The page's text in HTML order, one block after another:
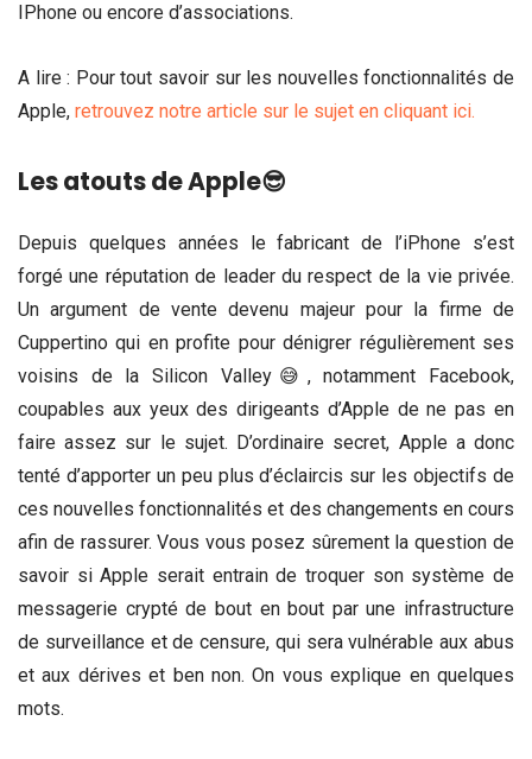
IPhone ou encore d’associations.
A lire : Pour tout savoir sur les nouvelles fonctionnalités de
Apple, retrouvez notre article sur le sujet en cliquant ici.
Les atouts de Apple😎
Depuis quelques années le fabricant de l’iPhone s’est
forgé une réputation de leader du respect de la vie privée.
Un argument de vente devenu majeur pour la firme de
Cuppertino qui en profite pour dénigrer régulièrement ses
voisins de la Silicon Valley😅, notamment Facebook,
coupables aux yeux des dirigeants d’Apple de ne pas en
faire assez sur le sujet. D’ordinaire secret, Apple a donc
tenté d’apporter un peu plus d’éclaircis sur les objectifs de
ces nouvelles fonctionnalités et des changements en cours
afin de rassurer. Vous vous posez sûrement la question de
savoir si Apple serait entrain de troquer son système de
messagerie crypté de bout en bout par une infrastructure
de surveillance et de censure, qui sera vulnérable aux abus
et aux dérives et ben non. On vous explique en quelques
mots.